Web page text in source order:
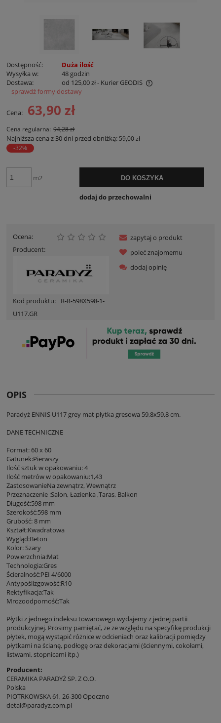
Dostępność:
Duża ilość
Wysyłka w:
48 godzin
Dostawa:
od 125,00 zł- Kurier GEODIS
Cena nie zawiera ewentualnych kosztów płatności
sprawdź formy dostawy
Cena: 63,90 zł
Cena regularna: 94,28 zł
Najniższa cena z 30 dni przed obniżką:59,00 zł
-32%
m2 DO KOSZYKA
dodaj do przechowalni
Ocena:
Producent:
Kod produktu:
R-R-598X598-1-
U117.GR
zapytaj o produkt
poleć znajomemu
dodaj opinię
OPIS
Paradyż ENNIS U117 grey mat płytka gresowa 59,8x59,8 cm.
DANE TECHNICZNE
Format: 60 x 60
Gatunek:Pierwszy
Ilość sztuk w opakowaniu: 4
Ilość metrów w opakowaniu:1,43
ZastosowanieNa zewnątrz, Wewnątrz
Przeznaczenie :Salon, Łazienka ,Taras, Balkon
Długość:598 mm
Szerokość:598 mm
Grubość: 8 mm
Kształt:Kwadratowa
Wygląd:Beton
Kolor: Szary
Powierzchnia:Mat
Technologia:Gres
Ścieralność:PEI 4/6000
Antypoślizgowość:R10
Rektyfikacja:Tak
Mrozoodporność:Tak
Płytki z jednego indeksu towarowego wydajemy z jednej partii
produkcyjnej. Prosimy pamiętać, że ze względu na specyfikę produkcji
płytek, mogą wystąpić różnice w odcieniach oraz kalibracji pomiędzy
płytkami na ścianę, podłogę oraz dekoracjami (ściennymi, cokołami,
listwami, stopnicami itp.)
Producent:
CERAMIKA PARADYŻ SP. Z O.O.
Polska
PIOTRKOWSKA 61, 26-300 Opoczno
detal@paradyz.com.pl